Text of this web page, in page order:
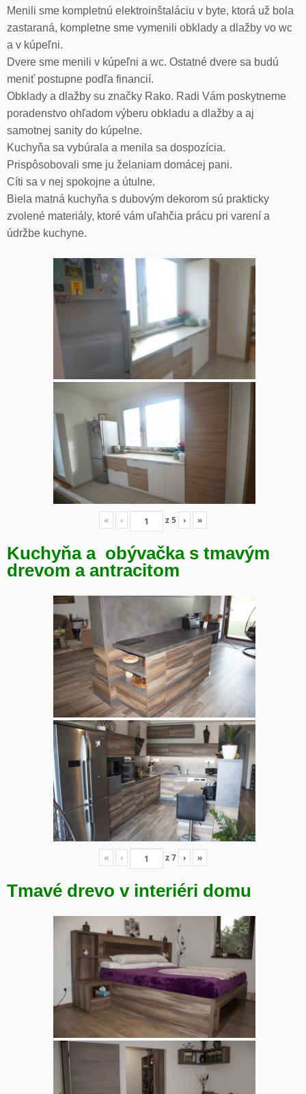
Menili sme kompletnú elektroinštaláciu v byte, ktorá už bola
zastaraná, kompletne sme vymenili obklady a dlažby vo wc
a v kúpeľni.
Dvere sme menili v kúpeľni a wc. Ostatné dvere sa budú
meniť postupne podľa financií.
Obklady a dlažby su značky Rako. Radi Vám poskytneme
poradenstvo ohľadom výberu obkladu a dlažby a aj
samotnej sanity do kúpelne.
Kuchyňa sa vybúrala a menila sa dospozícia.
Prispôsobovali sme ju želaniam domácej pani.
Cíti sa v nej spokojne a útulne.
Biela matná kuchyňa s dubovým dekorom sú prakticky
zvolené materiály, ktoré vám uľahčia prácu pri varení a
údržbe kuchyne.
« ‹ z5 › »
Kuchyňa a obývačka s tmavým
drevom a antracitom
« ‹ z7 › »
Tmavé drevo v interiéri domu